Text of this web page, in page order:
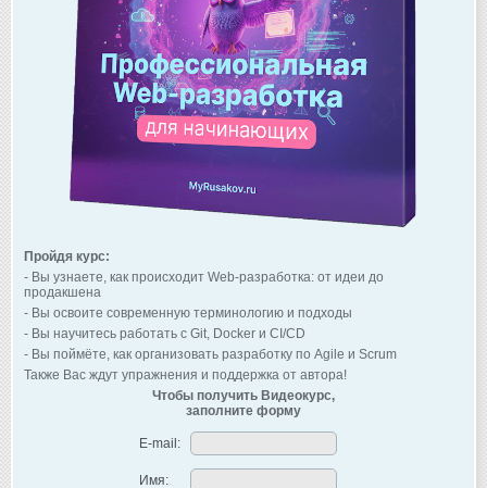
Пройдя курс:
- Вы узнаете, как происходит Web-разработка: от идеи до
продакшена
- Вы освоите современную терминологию и подходы
- Вы научитесь работать с Git, Docker и CI/CD
- Вы поймёте, как организовать разработку по Agile и Scrum
Также Вас ждут упражнения и поддержка от автора!
Чтобы получить Видеокурс,
заполните форму
E-mail:
Имя: